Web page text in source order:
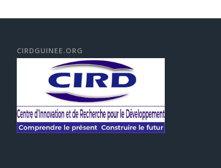
CIRDGUINEE.ORG